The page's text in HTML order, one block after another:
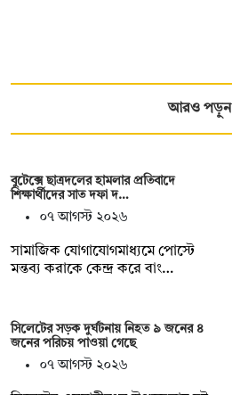
আরও পড়ুন
বুটেক্সে ছাত্রদলের হামলার প্রতিবাদে
শিক্ষার্থীদের সাত দফা দ…
০৭ আগস্ট ২০২৬
সামাজিক যোগাযোগমাধ্যমে পোস্টে
মন্তব্য করাকে কেন্দ্র করে বাং…
সিলেটের সড়ক দুর্ঘটনায় নিহত ৯ জনের ৪
জনের পরিচয় পাওয়া গেছে
০৭ আগস্ট ২০২৬